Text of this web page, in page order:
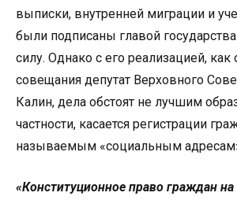
выписки, внутренней миграции и
были подписаны главой
силу. Однако с его реализацией, как
совещания депутат Верховного
Калин, дела обстоят не лучшим
частности, касается регистрации
называемым «социальным
«Конституционное право граждан на